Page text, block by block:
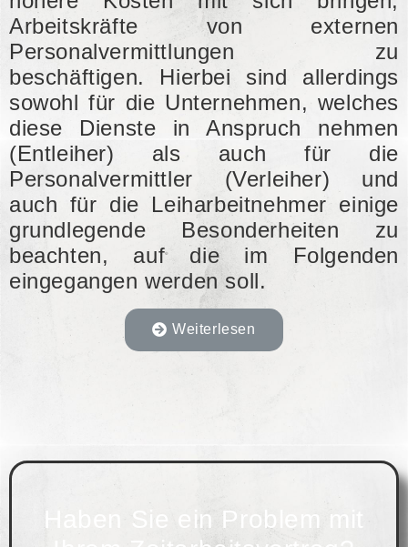
Arbeitskräfte von externen
Personalvermittlungen zu
beschäftigen. Hierbei sind allerdings
sowohl für die Unternehmen, welches
diese Dienste in Anspruch nehmen
(Entleiher) als auch für die
Personalvermittler (Verleiher) und
auch für die Leiharbeitnehmer einige
grundlegende Besonderheiten zu
beachten, auf die im Folgenden
eingegangen werden soll.
Weiterlesen
Zeitarbeitvertrages
Ein Zeitarbeitsvertrag, auch als
Arbeitnehmerüberlassungsvertrag
Haben Sie ein Problem mit